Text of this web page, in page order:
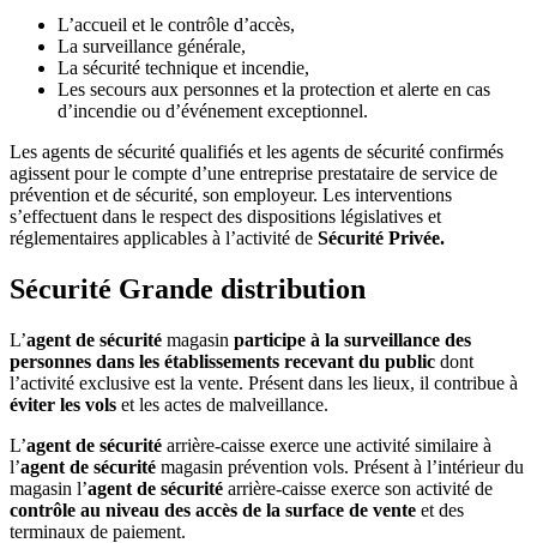
L’accueil et le contrôle d’accès,
La surveillance générale,
La sécurité technique et incendie,
Les secours aux personnes et la protection et alerte en cas
d’incendie ou d’événement exceptionnel.
Les agents de sécurité qualifiés et les agents de sécurité confirmés
agissent pour le compte d’une entreprise prestataire de service de
prévention et de sécurité, son employeur. Les interventions
s’effectuent dans le respect des dispositions législatives et
réglementaires applicables à l’activité de Sécurité Privée.
Sécurité Grande distribution
L’agent de sécurité magasin participe à la surveillance des
personnes dans les établissements recevant du public dont
l’activité exclusive est la vente. Présent dans les lieux, il contribue à
éviter les vols et les actes de malveillance.
L’agent de sécurité arrière-caisse exerce une activité similaire à
l’agent de sécurité magasin prévention vols. Présent à l’intérieur du
magasin l’agent de sécurité arrière-caisse exerce son activité de
contrôle au niveau des accès de la surface de vente et des
terminaux de paiement.